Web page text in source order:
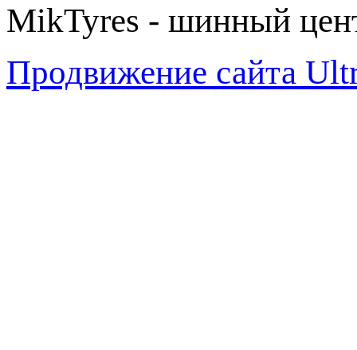
MikTyres - шинный
Продвижение сайта